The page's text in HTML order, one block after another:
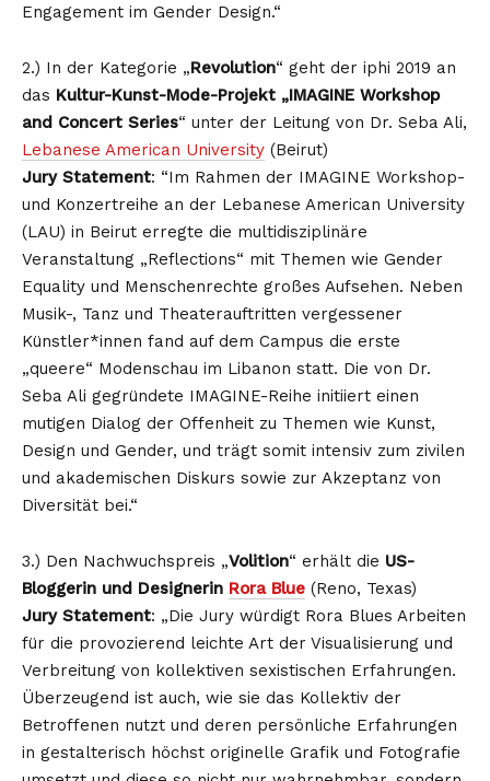
Engagement im Gender Design.“
2.) In der Kategorie „Revolution“ geht der iphi 2019 an
das Kultur-Kunst-Mode-Projekt „IMAGINE Workshop
and Concert Series“ unter der Leitung von Dr. Seba Ali,
Lebanese American University (Beirut)
Jury Statement: “Im Rahmen der IMAGINE Workshop-
und Konzertreihe an der Lebanese American University
(LAU) in Beirut erregte die multidisziplinäre
Veranstaltung „Reflections“ mit Themen wie Gender
Equality und Menschenrechte großes Aufsehen. Neben
Musik-, Tanz und Theaterauftritten vergessener
Künstler*innen fand auf dem Campus die erste
„queere“ Modenschau im Libanon statt. Die von Dr.
Seba Ali gegründete IMAGINE-Reihe initiiert einen
mutigen Dialog der Offenheit zu Themen wie Kunst,
Design und Gender, und trägt somit intensiv zum zivilen
und akademischen Diskurs sowie zur Akzeptanz von
Diversität bei.“
3.) Den Nachwuchspreis „Volition“ erhält die US-
Bloggerin und Designerin Rora Blue (Reno, Texas)
Jury Statement: „Die Jury würdigt Rora Blues Arbeiten
für die provozierend leichte Art der Visualisierung und
Verbreitung von kollektiven sexistischen Erfahrungen.
Überzeugend ist auch, wie sie das Kollektiv der
Betroffenen nutzt und deren persönliche Erfahrungen
in gestalterisch höchst originelle Grafik und Fotografie